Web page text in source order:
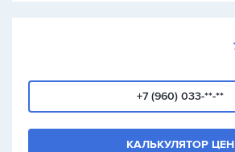
+7 (960) 033-**-**
КАЛЬКУЛЯТОР ЦЕН